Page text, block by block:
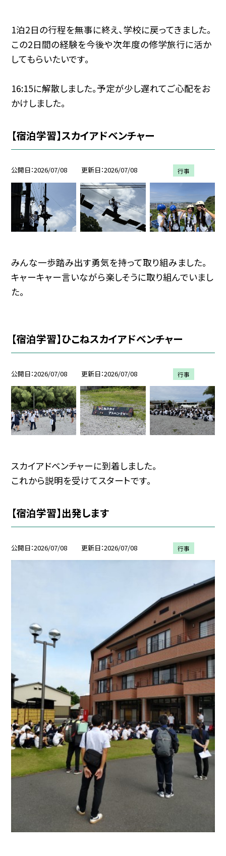
1泊2日の行程を無事に終え、 学校に戻ってきました。
この2日間の経験を今後や次年度の修学旅行に活か
してもらいたいです。
16:15に解散しました。予定が少し遅れてご心配をお
かけしました。
【宿泊学習】スカイアドベンチャー
公開日 2026/07/08 更新日 2026/07/08 行事
みんな一歩踏み出す勇気を持って取り組みました。
キャーキャー言いながら楽しそうに取り組んでいまし
た。
【宿泊学習】ひこねスカイアドベンチャー
公開日 2026/07/08 更新日 2026/07/08 行事
スカイアドベンチャーに到着しました。
これから説明を受けてスタートです。
【宿泊学習】出発します
公開日 2026/07/08 更新日 2026/07/08 行事